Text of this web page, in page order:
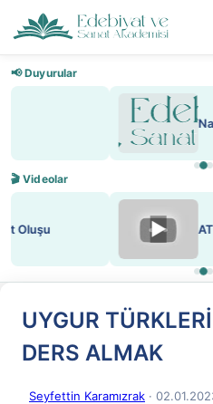
📢 Duyurular
Nadir içeriklere
🎬 Videolar
ATEŞ YAKMAK
UYGUR
DERS ALMAK
Seyfettin Karamızrak ·